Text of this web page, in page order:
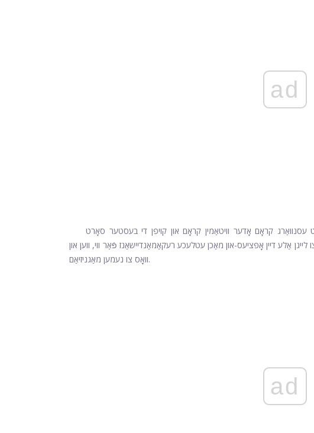
ad
עסנוואַרג קראָם אָדער וויטאַמין קראָם און קויפן די בעסטער סאָרט
אַלע דיין אָפּציעס-און מאַכן עטלעכע רעקאַמאַנדיישאַנז פֿאַר ווי, ווען און
וואָס צו נעמען מאַגניזיאַם.
ad